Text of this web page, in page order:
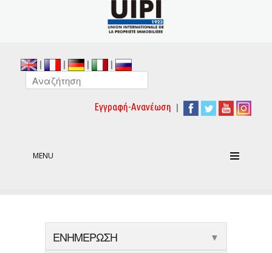
| | | |
Εγγραφή-Ανανέωση |
MENU
ΕΝΗΜΕΡΩΣΗ ▼